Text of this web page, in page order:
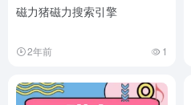
磁力猪磁力搜索引擎
2年前 1